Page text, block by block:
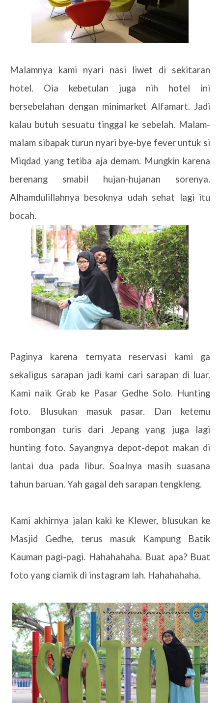
Malamnya kami nyari nasi liwet di sekitaran
hotel. Oia kebetulan juga nih hotel ini
bersebelahan dengan minimarket Alfamart. Jadi
kalau butuh sesuatu tinggal ke sebelah. Malam-
malam sibapak turun nyari bye-bye fever untuk si
Miqdad yang tetiba aja demam. Mungkin karena
berenang smabil hujan-hujanan sorenya.
Alhamdulillahnya besoknya udah sehat lagi itu
bocah.
Paginya karena ternyata reservasi kami ga
sekaligus sarapan jadi kami cari sarapan di luar.
Kami naik Grab ke Pasar Gedhe Solo. Hunting
foto. Blusukan masuk pasar. Dan ketemu
rombongan turis dari Jepang yang juga lagi
hunting foto. Sayangnya depot-depot makan di
lantai dua pada libur. Soalnya masih suasana
tahun baruan. Yah gagal deh sarapan tengkleng.
Kami akhirnya jalan kaki ke Klewer, blusukan ke
Masjid Gedhe, terus masuk Kampung Batik
Kauman pagi-pagi. Hahahahaha. Buat apa? Buat
foto yang ciamik di instagram lah. Hahahahaha.